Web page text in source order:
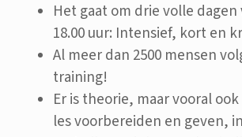
Het gaat om drie volle dagen
18.00 uur: Intensief, kort en
Al meer dan 2500 mensen
training!
Er is theorie, maar vooral
les voorbereiden en geven,